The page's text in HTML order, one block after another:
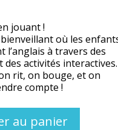
jouant !
où les
l’anglais à travers des
des activités
rit, on bouge, et on
compte !
au panier